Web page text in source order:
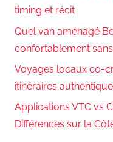
timing et récit
Quel van aménagé
confortablement
Voyages locaux co-
itinéraires
Applications VTC vs
Différences sur la